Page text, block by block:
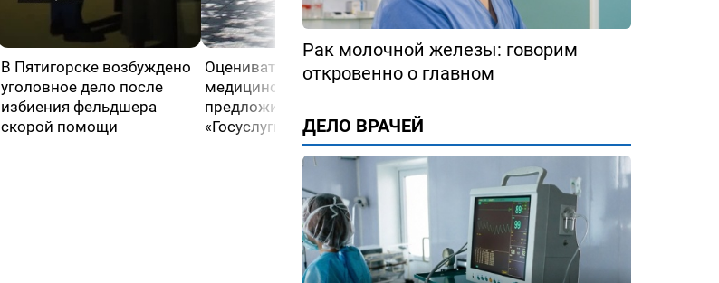
В Пятигорске возбуждено
уголовное дело после
избиения фельдшера
скорой помощи
Оценивать качество
медицинской помощи
предложили через портал
«Госуслуги»
«Жаловаться бесполезно»:
больнице
и Бастрыкину
Рак молочной железы: говорим
откровенно о главном
ДЕЛО ВРАЧЕЙ